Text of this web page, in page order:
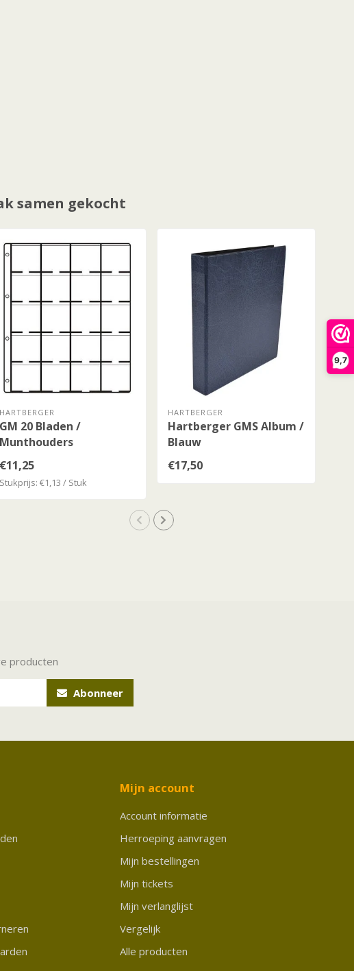
9,7
samen gekocht
HARTBERGER
GM 20 Bladen /
Munthouders
€11,25
Stukprijs: €1,13 / Stuk
HARTBERGER
Hartberger GMS Album /
Blauw
€17,50
producten
Abonneer
Mijn account
Account informatie
Herroeping aanvragen
Mijn bestellingen
Mijn tickets
Mijn verlanglijst
Vergelijk
Alle producten